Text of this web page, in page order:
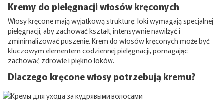
Kremy do pielęgnacji włosów kręconych
Włosy kręcone mają wyjątkową strukturę: loki wymagają specjalnej
pielęgnacji, aby zachować kształt, intensywnie nawilżyć i
zminimalizować puszenie. Krem do włosów kręconych może być
kluczowym elementem codziennej pielęgnacji, pomagając
zachować zdrowie i piękno loków.
Dlaczego kręcone włosy potrzebują kremu?